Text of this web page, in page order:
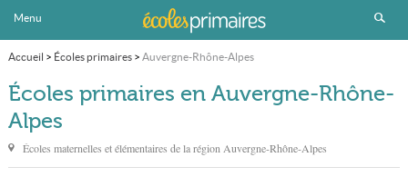
Menu
Accueil > Écoles primaires> Auvergne-Rhône-Alpes
Écoles primaires en Auvergne-Rhône-
Alpes
Écoles maternelles et élémentaires de la région Auvergne-Rhône-Alpes